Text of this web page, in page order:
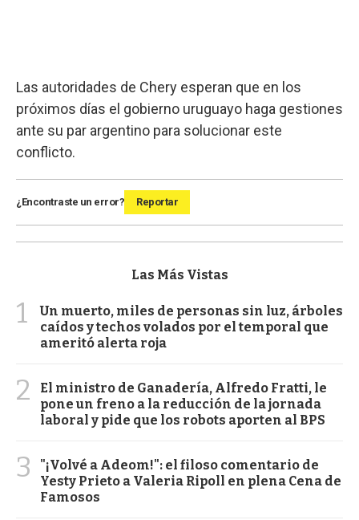
Las autoridades de Chery esperan que en los
próximos días el gobierno uruguayo haga gestiones
ante su par argentino para solucionar este
conflicto.
¿Encontraste un error? Reportar
Las Más Vistas
1
Un muerto, miles de personas sin luz, árboles
caídos y techos volados por el temporal que
ameritó alerta roja
2
El ministro de Ganadería, Alfredo Fratti, le
pone un freno a la reducción de la jornada
laboral y pide que los robots aporten al BPS
3
"¡Volvé a Adeom!": el filoso comentario de
Yesty Prieto a Valeria Ripoll en plena Cena de
Famosos